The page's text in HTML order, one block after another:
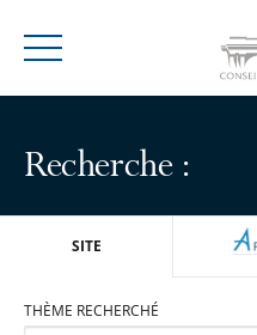
Menu
Recherche :
SITE
THÈME RECHERCHÉ